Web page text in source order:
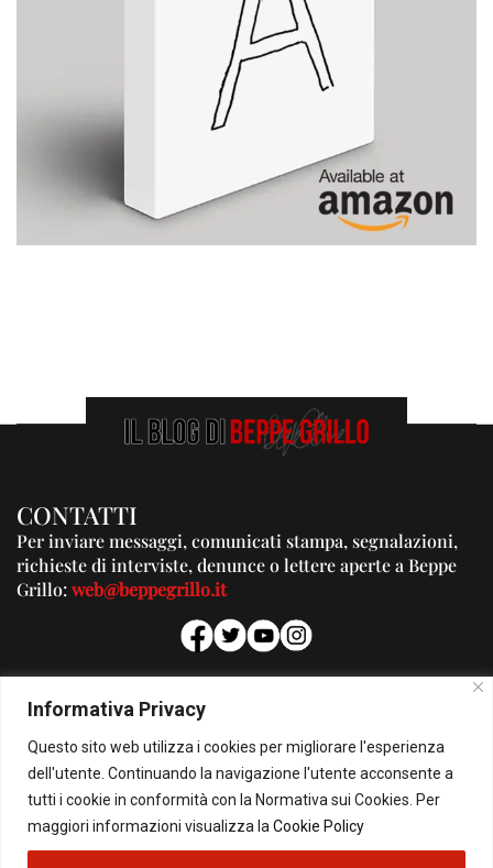
Informativa Privacy
Questo sito web utilizza i cookies per migliorare l'esperienza
dell'utente. Continuando la navigazione l'utente acconsente a
tutti i cookie in conformità con la Normativa sui Cookies. Per
maggiori informazioni visualizza la Cookie Policy
CONTATTI
Per inviare messaggi, comunicati stampa, segnalazioni,
richieste di interviste, denunce o lettere aperte a Beppe
Grillo:web@beppegrillo.it
PUBBLICITA'
Per la tua pubblicità su questo Blog:
pubblicita@beppegrillo.it